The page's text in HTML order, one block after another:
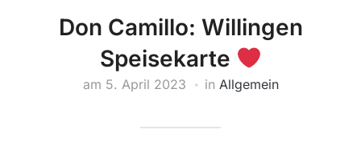
Don Camillo: Willingen
Speisekarte
am 5. April 2023 in Allgemein